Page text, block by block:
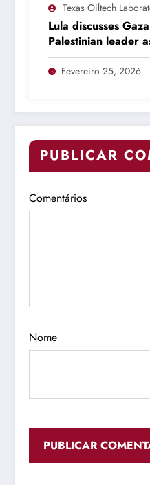
Texas Oiltech
Lula discusses
Palestinian leader
invitation
Fevereiro 25, 2026
PUBLICAR
Comentários
Nome